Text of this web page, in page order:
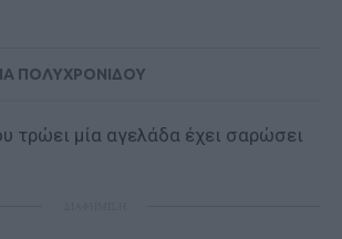
ΠΟΛΥΧΡΟΝΙΔΟΥ
τρώει μία αγελάδα έχει σαρώσει